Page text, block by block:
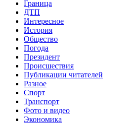
Граница
ДТП
Интересное
История
Общество
Погода
Президент
Происшествия
Публикации читателей
Разное
Спорт
Транспорт
Фото и видео
Экономика